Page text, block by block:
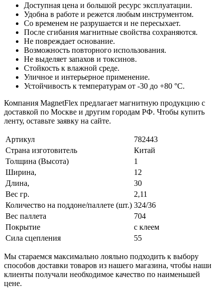
Доступная цена и большой ресурс эксплуатации.
Удобна в работе и режется любым инструментом.
Со временем не разрушается и не пересыхает.
После сгибания магнитные свойства сохраняются.
Не повреждает основание.
Возможность повторного использования.
Не выделяет запахов и токсинов.
Стойкость к влажной среде.
Уличное и интерьерное применение.
Устойчивость к температурам от -30 до +80 °C.
Компания MagnetFlex предлагает магнитную продукцию с
доставкой по Москве и другим городам РФ. Чтобы купить
ленту, оставьте заявку на сайте.
Артикул
782443
Страна изготовитель
Китай
Толщина (Высота)
1
Ширина,
12
Длина,
30
Вес гр.
2,11
Количество на поддоне/паллете (шт.) 324/36
Вес паллета
704
Покрытие
с клеем
Сила сцепления
55
Мы стараемся максимально лояльно подходить к выбору
способов доставки товаров из нашего магазина, чтобы наши
клиенты получали необходимое качество по наименьшей
цене.